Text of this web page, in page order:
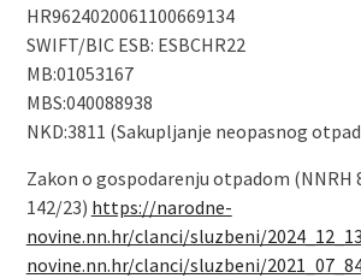
HR9624020061100669134
SWIFT/BIC ESB: ESBCHR22
MB:01053167
MBS:040088938
NKD:3811 (Sakupljanje neopasnog
Zakon o gospodarenju otpadom (NNRH
142/23) https://narodne-
novine.nn.hr/clanci/sluzbeni/
novine.nn.hr/clanci/sluzbeni/